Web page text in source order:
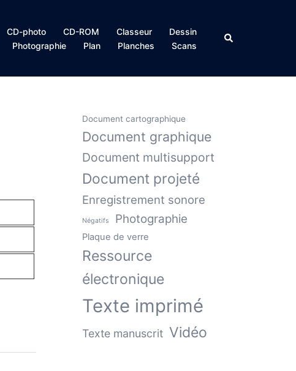
CD-photo CD-ROM Classeur
Dessin
Photographie Plan Planches Scans
Rechercher
Document cartographique
Document graphique
Document multisupport
Document projeté
Enregistrement sonore
Négatifs Photographie
Plaque de verre
Ressource
électronique
Texte imprimé
Texte manuscrit Vidéo